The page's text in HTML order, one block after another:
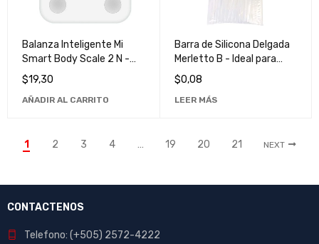
Balanza Inteligente Mi
Smart Body Scale 2 N -
Monitor de Salud y Fitness
$19,30
AÑADIR AL CARRITO
Barra de Silicona Delgada
Merletto B - Ideal para
Manualidades y Proyectos
de Bricolaje
$0,08
LEER MÁS
1 2 3 4 … 19 20 21 NEXT
CONTACTENOS
Telefono: (+505) 2572-4222